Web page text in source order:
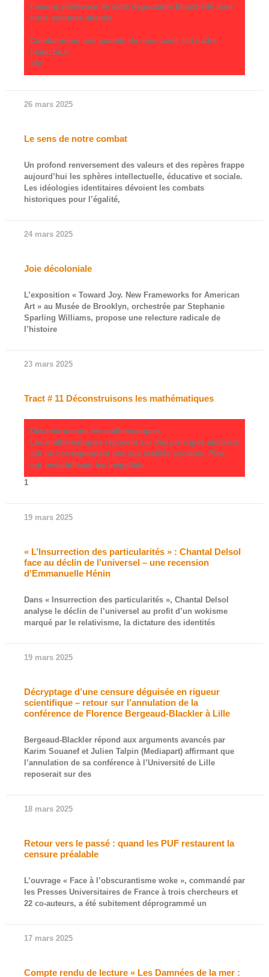
Faisons pénitence de cette dégoutante blanchéité dont
nous sommes atteints.
Condamnons nos parents de nous avoir fait naître
blanc.he.s.
<br
26 mars 2025
Le sens de notre combat
Un profond renversement des valeurs et des repères frappe
aujourd’hui les sphères intellectuelle, éducative et sociale.
Les idéologies identitaires dévoient les combats
historiques pour l’égalité,
24 mars 2025
Joie décoloniale
L’exposition « Toward Joy. New Frameworks for American
Art » au Musée de Brooklyn, orchestrée par Stephanie
Sparling Williams, propose une relecture radicale de
l’histoire
23 mars 2025
Tract # 11 Déconstruisons les mathématiques
Déconstruisons les mathématiques
Les mathématiques reposent sur des principes abstraits
qui ne correspondent pas aux réalités sociales. Pire,
qui invisibilisent les inégalités.
1
19 mars 2025
« L’Insurrection des particularités » : Chantal Delsol
face au déclin de l’universel – une recension
d’Emmanuelle Hénin
Dans « Insurrection des particularités », Chantal Delsol
analyse le déclin de l’universel au profit d’un wokisme
marqué par le relativisme, la dictature des identités
19 mars 2025
Décryptage d’une censure déguisée en rigueur
scientifique – retour sur l’annulation de la
conférence de Florence Bergeaud-Blackler à Lille
Bergeaud-Blackler répond aux arguments avancés par
Karim Souanef et Julien Talpin (Mediapart) affirmant que
l’annulation de sa conférence à l’Université de Lille
reposerait sur des
18 mars 2025
Retour vers le passé : quand les PUF restaurent la
censure préalable
L’ouvrage « Face à l’obscurantisme woke », commandé par
les Presses Universitaires de France à trois chercheurs et
22 co-auteurs, a été subitement déprogrammé un
17 mars 2025
Compte rendu de lecture « Les Damnées de la mer :